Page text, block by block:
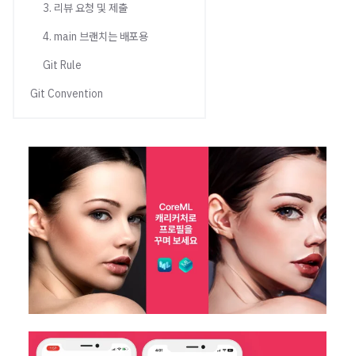
3. 리뷰 요청 및 제출
4. main 브랜치는 배포용
Git Rule
Git Convention